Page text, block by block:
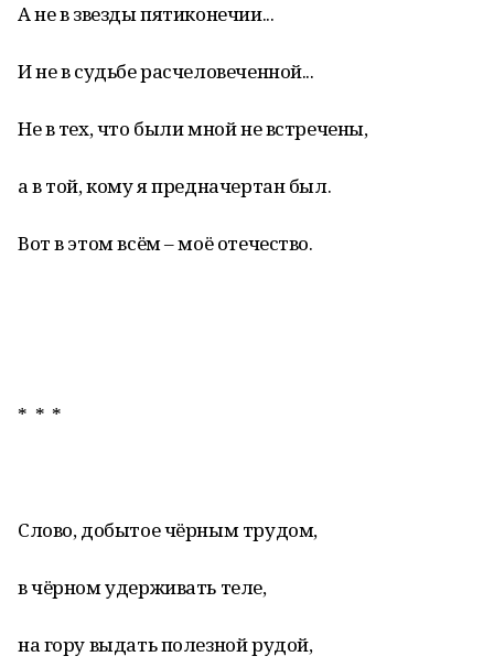
А не в звезды пятиконечии...
И не в судьбе расчеловеченной...
Не в тех, что были мной не встречены,
а в той, кому я предначертан был.
Вот в этом всём – моё отечество.
* * *
Слово, добытое чёрным трудом,
в чёрном удерживать теле,
на гору выдать полезной рудой,